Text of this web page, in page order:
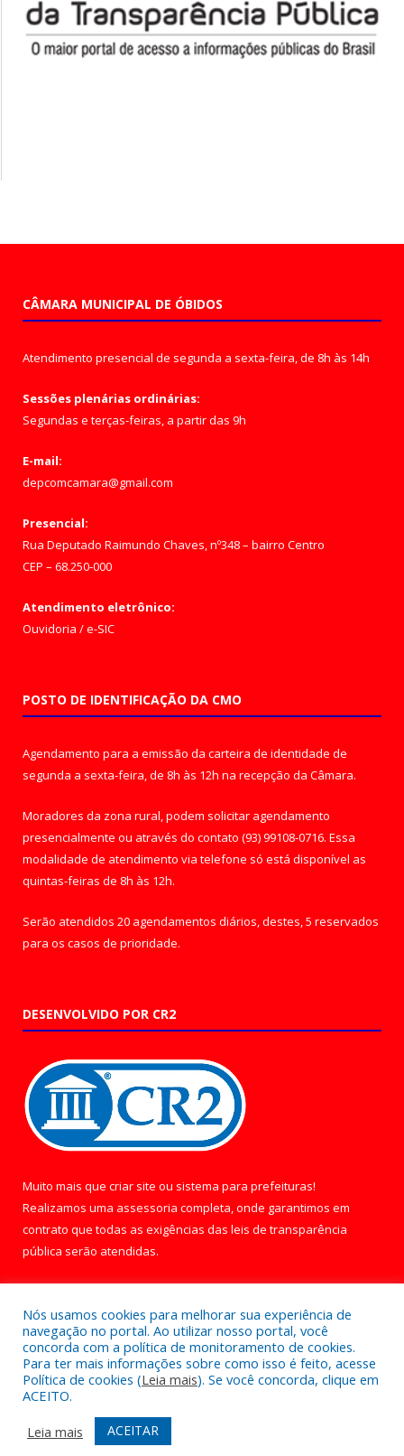
CÂMARA MUNICIPAL DE ÓBIDOS
Atendimento presencial de segunda a sexta-feira, de 8h às 14h
Sessões plenárias ordinárias:
Segundas e terças-feiras, a partir das 9h
E-mail:
depcomcamara@gmail.com
Presencial:
Rua Deputado Raimundo Chaves, nº348 – bairro Centro
CEP – 68.250-000
Atendimento eletrônico:
Ouvidoria /e-SIC
POSTO DE IDENTIFICAÇÃO DA CMO
Agendamento para a emissão da carteira de identidade de
segunda a sexta-feira, de 8h às 12h na recepção da Câmara.
Moradores da zona rural, podem solicitar agendamento
presencialmente ou através do contato (93) 99108-0716. Essa
modalidade de atendimento via telefone só está disponível as
quintas-feiras de 8h às 12h.
Serão atendidos 20 agendamentos diários, destes, 5 reservados
para os casos de prioridade.
DESENVOLVIDO POR CR2
Muito mais que criar site ou sistema para prefeituras!
Realizamos uma assessoria completa, onde garantimos em
contrato que todas as exigências das leis de transparência
pública serão atendidas.
Todos os direitos reservados a Câmara Municipal de Óbidos.
Mapa do Site
Acessar Área Administrativa
Acessar Webmail
Nós usamos cookies para melhorar sua experiência de
navegação no portal. Ao utilizar nosso portal, você
concorda com a política de monitoramento de cookies.
Para ter mais informações sobre como isso é feito, acesse
Política de cookies (Leia mais). Se você concorda, clique em
ACEITO.
Leia mais
ACEITAR